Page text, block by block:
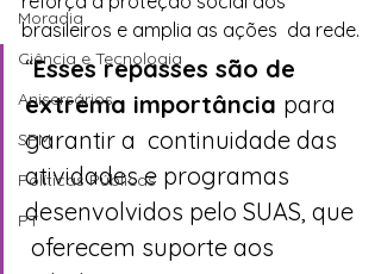
Moradia
Ciência e Tecnologia
Anisersários
SPM
Políticas Públicas
PT
brasileiros e amplia as ações  da rede.
“Esses repasses são de
extrema importância para
garantir a  continuidade das
atividades e programas
desenvolvidos pelo SUAS, que
oferecem suporte aos